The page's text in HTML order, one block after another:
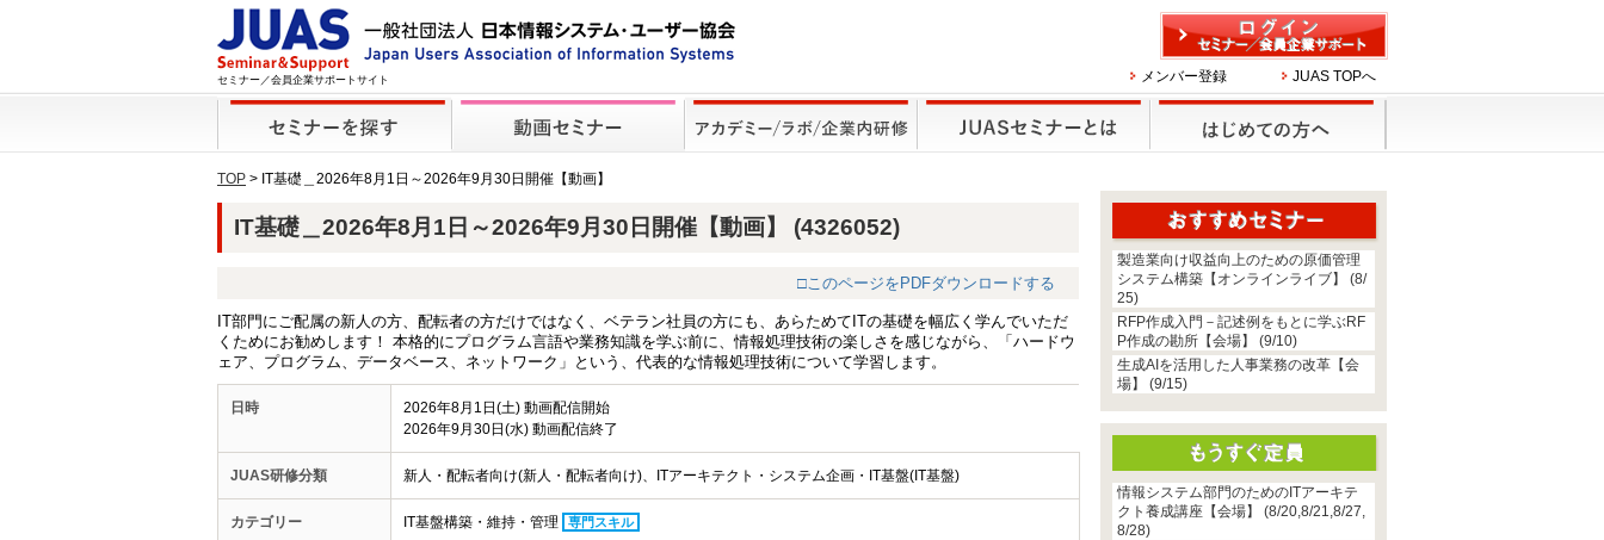
セミナー／会員企業サポートサイト メンバー登録 JUAS TOPへ
TOP > IT基礎＿2026年8月1日～2026年9月30日開催【動画】
IT基礎＿2026年8月1日～2026年9月30日開催【動画】 (4326052)
□このページをPDFダウンロードする
IT部門にご配属の新人の方、配転者の方だけではなく、ベテラン社員の方にも、あらためてITの基礎を幅広く学んでいただ
くためにお勧めします！ 本格的にプログラム言語や業務知識を学ぶ前に、情報処理技術の楽しさを感じながら、「ハードウ
ェア、プログラム、データベース、ネットワーク」という、代表的な情報処理技術について学習します。
日時
2026年8月1日(土) 動画配信開始
2026年9月30日(水) 動画配信終了
JUAS研修分類 新人・配転者向け(新人・配転者向け)、ITアーキテクト・システム企画・IT基盤(IT基盤)
カテゴリー IT基盤構築・維持・管理 専門スキル
製造業向け収益向上のための原価管理
システム構築【オンラインライブ】 (8/
25)
RFP作成入門－記述例をもとに学ぶRF
P作成の勘所【会場】 (9/10)
生成AIを活用した人事業務の改革【会
場】 (9/15)
情報システム部門のためのITアーキテ
クト養成講座【会場】 (8/20,8/21,8/27,
8/28)